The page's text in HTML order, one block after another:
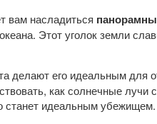
вам насладиться
Этот уголок земли
делают его идеальным
как солнечные лучи
станет идеальным убежищем.